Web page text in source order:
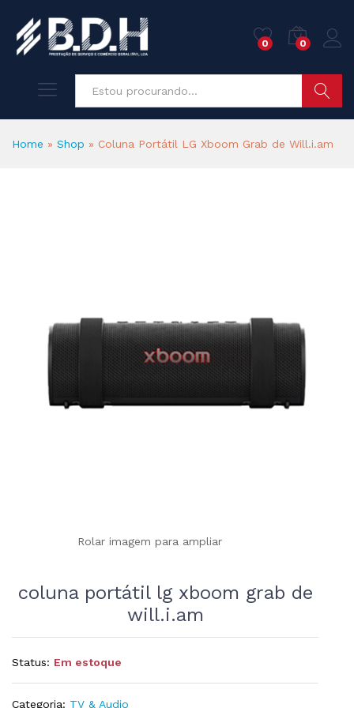
0 0
Home » Shop » Coluna Portátil LG Xboom Grab de Will.i.am
Rolar imagem para ampliar
coluna portátil lg xboom grab de
will.i.am
Status: Em estoque
Categoria: TV & Audio